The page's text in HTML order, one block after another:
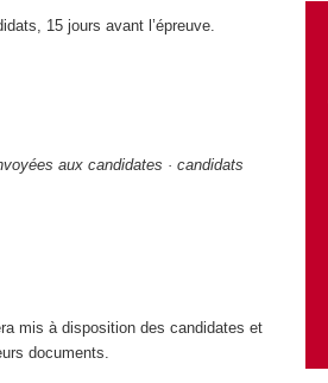
15 jours avant l’épreuve.
aux candidates · candidats
mis à disposition des candidates et
documents.